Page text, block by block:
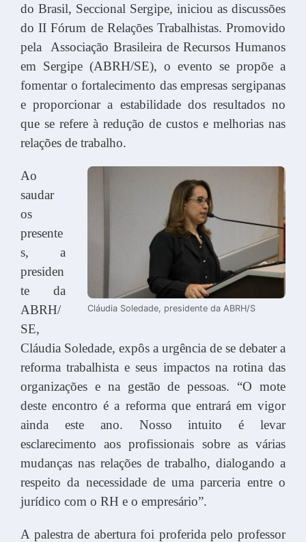
do Brasil, Seccional Sergipe, iniciou as discussões
do II Fórum de Relações Trabalhistas. Promovido
pela Associação Brasileira de Recursos Humanos
em Sergipe (ABRH/SE), o evento se propõe a
fomentar o fortalecimento das empresas sergipanas
e proporcionar a estabilidade dos resultados no
que se refere à redução de custos e melhorias nas
relações de trabalho.
Cláudia Soledade, presidente da ABRH/S
Ao
saudar
os
presente
s, a
presiden
te da
ABRH/
SE,
Cláudia Soledade, expôs a urgência de se debater a
reforma trabalhista e seus impactos na rotina das
organizações e na gestão de pessoas. “O mote
deste encontro é a reforma que entrará em vigor
ainda este ano. Nosso intuito é levar
esclarecimento aos profissionais sobre as várias
mudanças nas relações de trabalho, dialogando a
respeito da necessidade de uma parceria entre o
jurídico com o RH e o empresário”.
A palestra de abertura foi proferida pelo professor